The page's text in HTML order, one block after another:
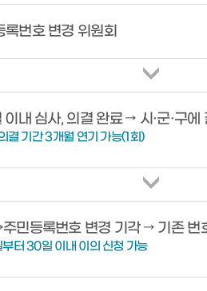
록번호 변경 위원회
내 심사, 의결 완료 → 시·군·구에
결 기간 3개월 연기 가능(1회)
민등록번호 변경 기각 → 기존 번
터 30일 이내 이의 신청 가능